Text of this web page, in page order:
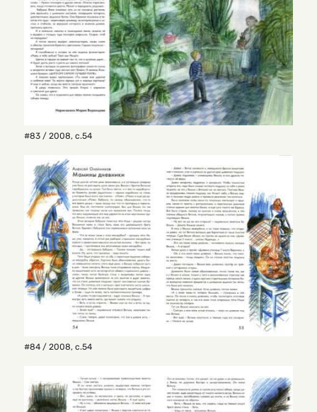
#83 / 2008, с.54
#84 / 2008, с.54